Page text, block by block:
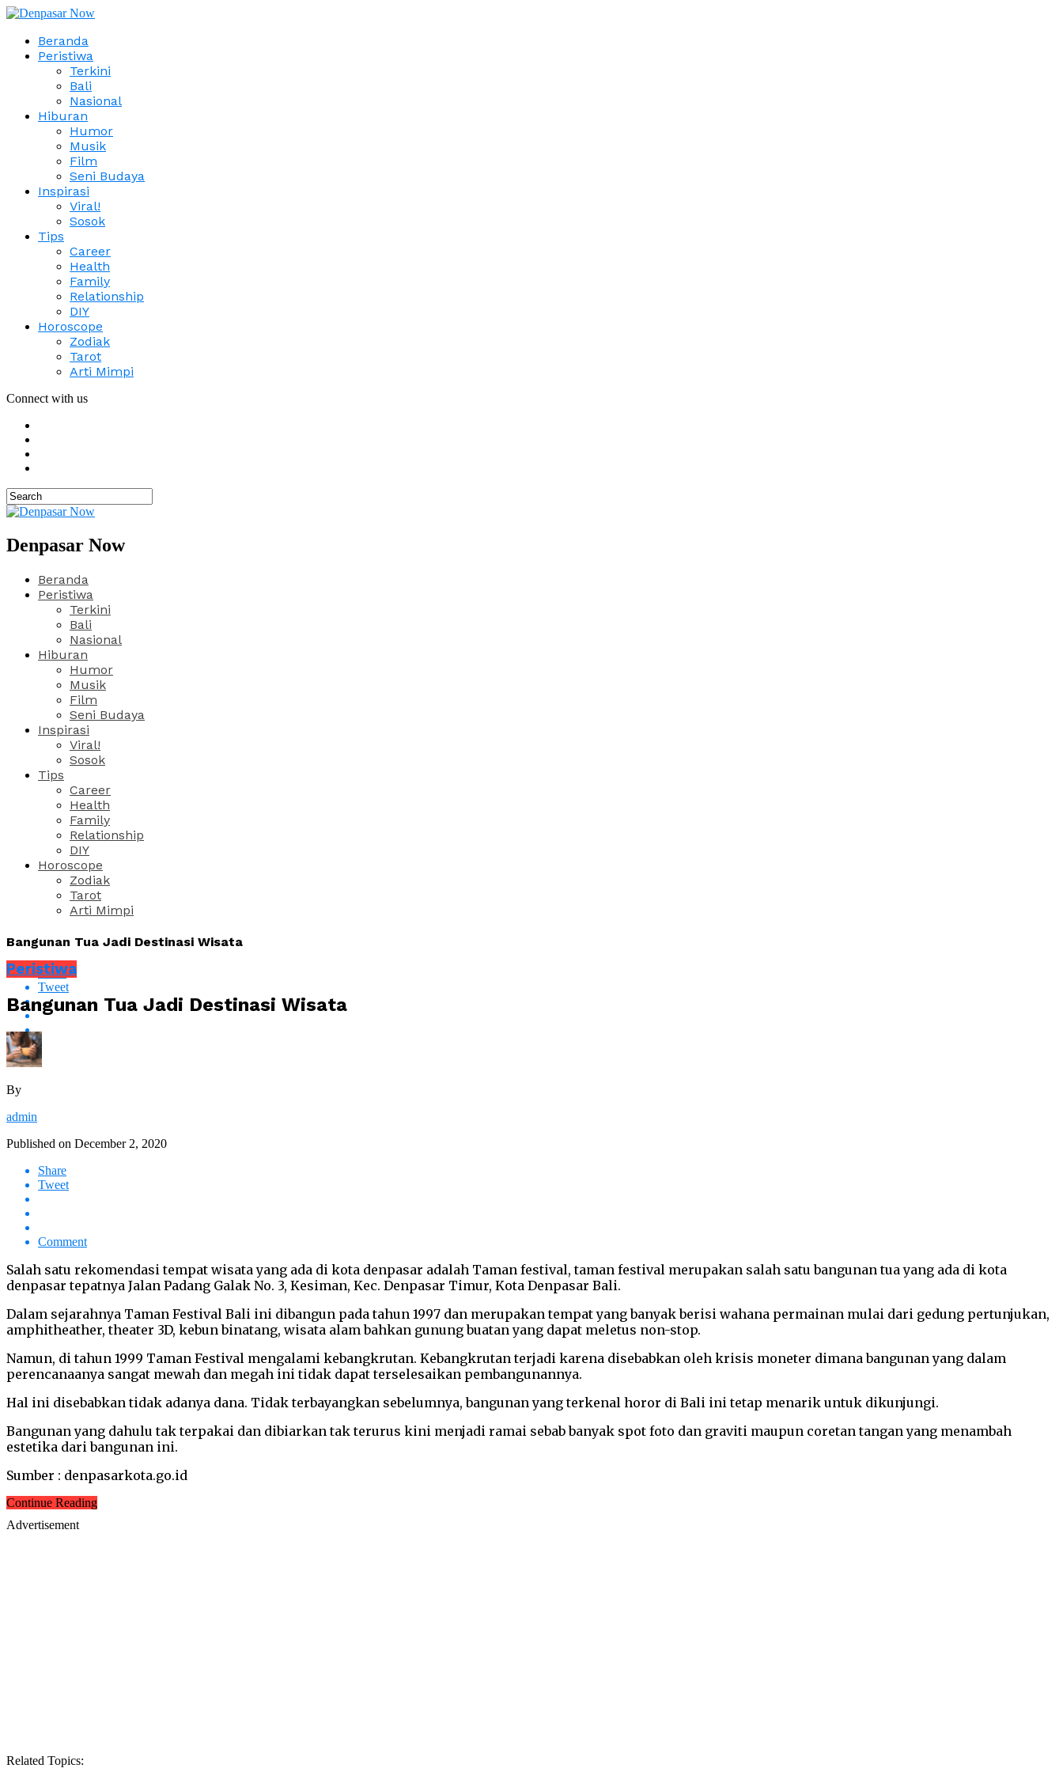
Beranda
Peristiwa
Terkini
Bali
Nasional
Hiburan
Humor
Musik
Film
Seni Budaya
Inspirasi
Viral!
Sosok
Tips
Career
Health
Family
Relationship
DIY
Horoscope
Zodiak
Tarot
Arti Mimpi
Connect with us
Denpasar Now
Beranda
Peristiwa
Terkini
Bali
Nasional
Hiburan
Humor
Musik
Film
Seni Budaya
Inspirasi
Viral!
Sosok
Tips
Career
Health
Family
Relationship
DIY
Horoscope
Zodiak
Tarot
Arti Mimpi
Bangunan Tua Jadi Destinasi Wisata
Share
Tweet
Peristiwa
Bangunan Tua Jadi Destinasi Wisata
By
admin
Published on December 2, 2020
Share
Tweet
Comment
Salah satu rekomendasi tempat wisata yang ada di kota denpasar adalah Taman festival, taman festival merupakan salah satu bangunan tua yang ada di kota
denpasar tepatnya Jalan Padang Galak No. 3, Kesiman, Kec. Denpasar Timur, Kota Denpasar Bali.
Dalam sejarahnya Taman Festival Bali ini dibangun pada tahun 1997 dan merupakan tempat yang banyak berisi wahana permainan mulai dari gedung pertunjukan,
amphitheather, theater 3D, kebun binatang, wisata alam bahkan gunung buatan yang dapat meletus non-stop.
Namun, di tahun 1999 Taman Festival mengalami kebangkrutan. Kebangkrutan terjadi karena disebabkan oleh krisis moneter dimana bangunan yang dalam
perencanaanya sangat mewah dan megah ini tidak dapat terselesaikan pembangunannya.
Hal ini disebabkan tidak adanya dana. Tidak terbayangkan sebelumnya, bangunan yang terkenal horor di Bali ini tetap menarik untuk dikunjungi.
Bangunan yang dahulu tak terpakai dan dibiarkan tak terurus kini menjadi ramai sebab banyak spot foto dan graviti maupun coretan tangan yang menambah
estetika dari bangunan ini.
Sumber : denpasarkota.go.id
Continue Reading
Advertisement
Related Topics: